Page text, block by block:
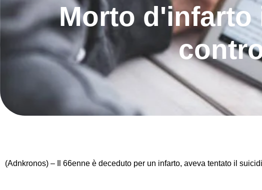
Morto d'infarto
(Adnkronos) – Il 66enne è deceduto per un infarto, aveva tentato il